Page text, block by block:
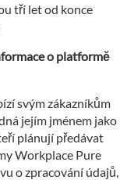
tří let od konce
o platformě
svým zákazníkům
jejím jménem jako
plánují předávat
Workplace Pure
o zpracování údajů,